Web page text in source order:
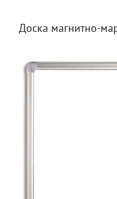
Доска магнитно-